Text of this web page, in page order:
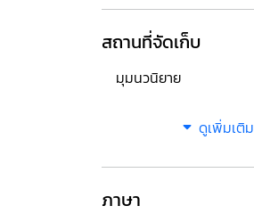
สถานที่จัดเก็บ
มุมนวนิยาย
ดูเพิ่มเติม
ภาษา